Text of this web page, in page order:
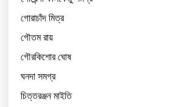
গোরাচাঁদ মিত্র
গৌতম রায়
গৌরকিশোর ঘোষ
ঘনদা সমগ্র
চিত্তরঞ্জন মাইতি